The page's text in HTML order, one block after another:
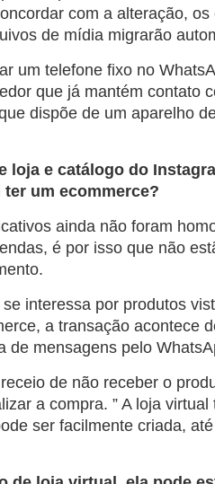
com a alteração,
de mídia migrarão
um telefone fixo no
que já mantém contato
dispõe de um aparelho
loja e catálogo do
um ecommerce?
ainda não foram
é por isso que não
interessa por produtos
a transação acontece
de mensagens pelo
de não receber o
a compra. ” A loja
ser facilmente criada,